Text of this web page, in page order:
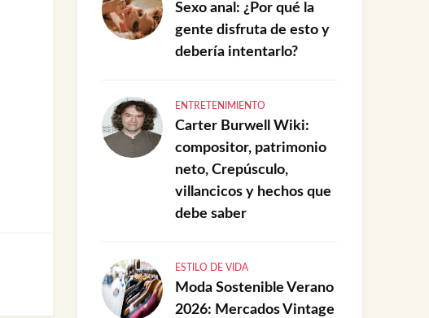
Sexo anal: ¿Por qué la
gente disfruta de esto y
debería intentarlo?
ENTRETENIMIENTO
Carter Burwell Wiki:
compositor, patrimonio
neto, Crepúsculo,
villancicos y hechos que
debe saber
ESTILO DE VIDA
Moda Sostenible Verano
2026: Mercados Vintage